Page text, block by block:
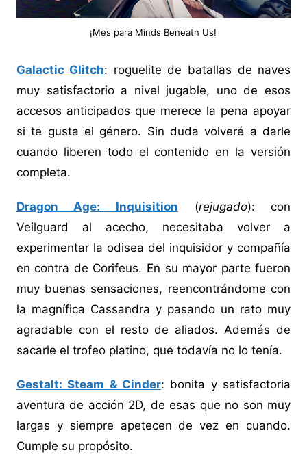
¡Mes para Minds Beneath Us!
Galactic Glitch: roguelite de batallas de naves
muy satisfactorio a nivel jugable, uno de esos
accesos anticipados que merece la pena apoyar
si te gusta el género. Sin duda volveré a darle
cuando liberen todo el contenido en la versión
completa.
Dragon Age: Inquisition (rejugado): con
Veilguard al acecho, necesitaba volver a
experimentar la odisea del inquisidor y compañía
en contra de Corifeus. En su mayor parte fueron
muy buenas sensaciones, reencontrándome con
la magnífica Cassandra y pasando un rato muy
agradable con el resto de aliados. Además de
sacarle el trofeo platino, que todavía no lo tenía.
Gestalt: Steam & Cinder: bonita y satisfactoria
aventura de acción 2D, de esas que no son muy
largas y siempre apetecen de vez en cuando.
Cumple su propósito.